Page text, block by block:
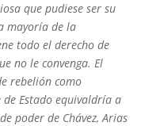
que pudiese ser su
mayoría de la
todo el derecho de
no le convenga. El
rebelión como
Estado equivaldría a
poder de Chávez, Arias